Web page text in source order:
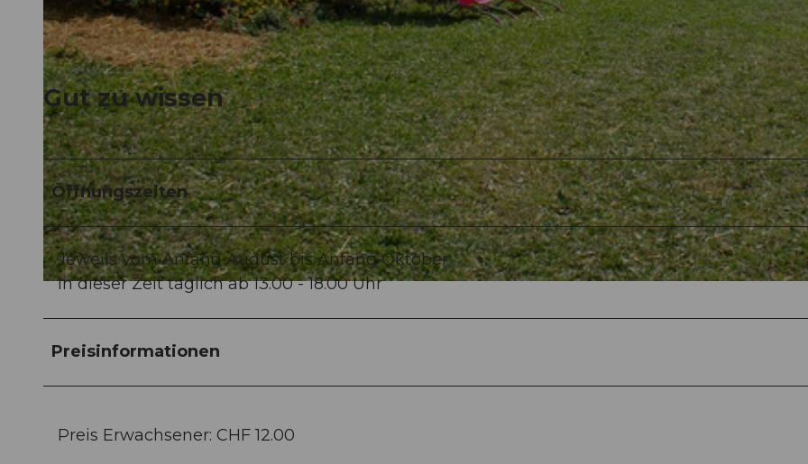
©CC-BY
CC-BY
Gut zu wissen
Öffnungszeiten
Jeweils vom Anfang August bis Anfang Oktober
In dieser Zeit täglich ab 13.00 - 18.00 Uhr
Preisinformationen
Preis Erwachsener: CHF 12.00